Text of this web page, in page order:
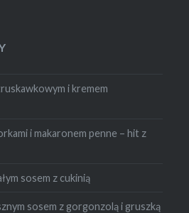
i kremem
i makaronem penne – hit z
sosem z cukinią
sosem z gorgonzolą i gruszką